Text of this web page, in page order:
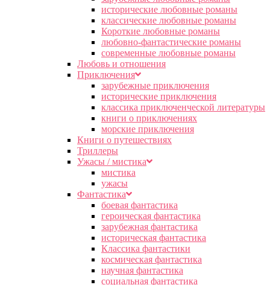
исторические любовные романы
классические любовные романы
Короткие любовные романы
любовно-фантастические романы
современные любовные романы
Любовь и отношения
Приключения
зарубежные приключения
исторические приключения
классика приключенческой литературы
книги о приключениях
морские приключения
Книги о путешествиях
Триллеры
Ужасы / мистика
мистика
ужасы
Фантастика
боевая фантастика
героическая фантастика
зарубежная фантастика
историческая фантастика
Классика фантастики
космическая фантастика
научная фантастика
социальная фантастика